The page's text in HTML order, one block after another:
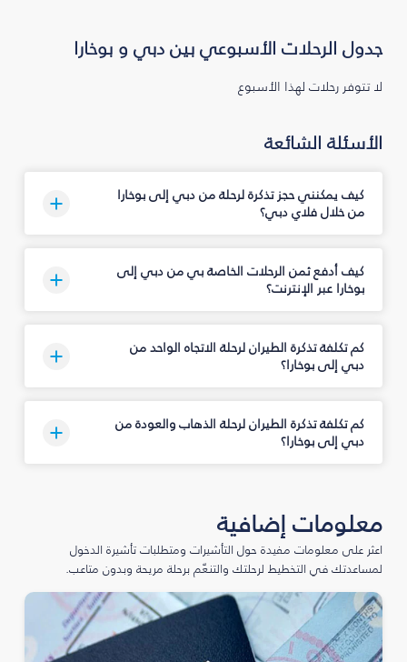
جدول الرحلات الأسبوعي بين دبي و بوخارا
لا تتوفر رحلات لهذا الأسبوع
الأسئلة الشائعة
كيف يمكنني حجز تذكرة لرحلة من دبي إلى بوخارا
من خلال فلاي دبي؟
كيف أدفع ثمن الرحلات الخاصة بي من دبي إلى
بوخارا عبر الإنترنت؟
كم تكلفة تذكرة الطيران لرحلة الاتجاه الواحد من
دبي إلى بوخارا؟
كم تكلفة تذكرة الطيران لرحلة الذهاب والعودة من
دبي إلى بوخارا؟
معلومات إضافية
اعثر على معلومات مفيدة حول التأشيرات ومتطلبات تأشيرة الدخول
لمساعدتك في التخطيط لرحلتك والتنعّم برحلة مريحة وبدون متاعب.